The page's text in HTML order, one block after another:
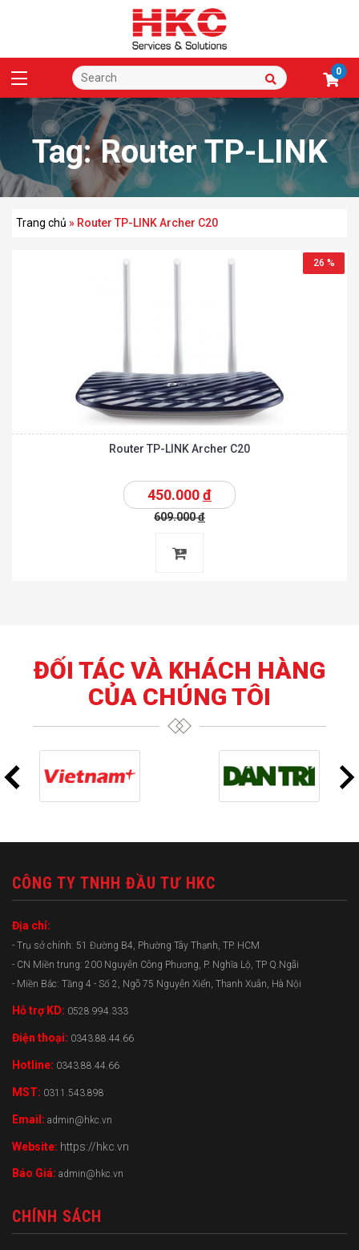
0
Tag:Router TP-LINK
Archer C20
Trang chủ » Router TP-LINK Archer C20
26 %
Router TP-LINK Archer C20
450.000đ
609.000đ
ĐỐI TÁC VÀ KHÁCH HÀNG
CỦA CHÚNG TÔI
CÔNG TY TNHH ĐẦU TƯ HKC
Địa chỉ:
- Trụ sở chính: 51 Đường B4, Phường Tây Thạnh, TP. HCM
- CN Miền trung: 200 Nguyễn Công Phương, P. Nghĩa Lộ, TP Q.Ngãi
- Miền Bắc: Tầng 4 - Số 2, Ngõ 75 Nguyễn Xiển, Thanh Xuân, Hà Nội
Hỗ trợ KD: 0528.994.333
Điện thoại: 0343.88.44.66
Hotline: 0343.88.44.66
MST: 0311.543.898
Email: admin@hkc.vn
Website: https://hkc.vn
Báo Giá: admin@hkc.vn
CHÍNH SÁCH